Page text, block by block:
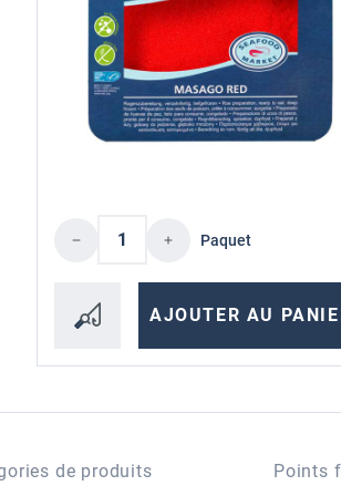
Quantité de produit :
Paquet
AJOUTER AU
de produits Points